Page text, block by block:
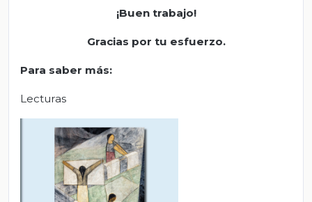
¡Buen trabajo!
Gracias por tu esfuerzo.
Para saber más:
Lecturas